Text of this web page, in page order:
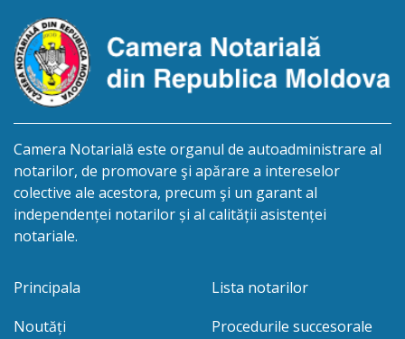
este planificată în prealabil în termen de 2 (două)
luni din ziua publicării avizului, cu […]
Camera Notarială este organul de autoadministrare al
notarilor, de promovare şi apărare a intereselor
colective ale acestora, precum şi un garant al
independenței notarilor și al calității asistenței
notariale.
Principala
Noutăți
Lista notarilor
Procedurile succesorale